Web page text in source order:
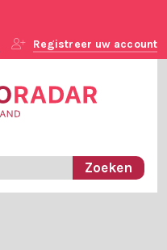
Registreer uw account